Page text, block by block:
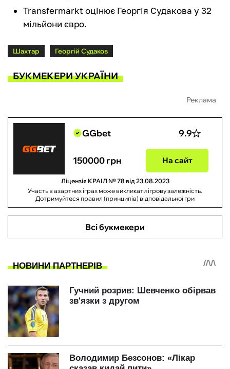
Transfermarkt оцінює Георгія Судакова у 32
мільйони євро.
Шахтар Георгій Судаков
БУКМЕКЕРИ УКРАЇНИ
Реклама
GGbet 9.9
150000 грн На сайт
Ліцензія КРАІЛ № 78 від 23.08.2023
Участь в азартних іграх може викликати ігрову залежність.
Дотримуйтеся правил (принципів) відповідальної гри
Всі букмекери